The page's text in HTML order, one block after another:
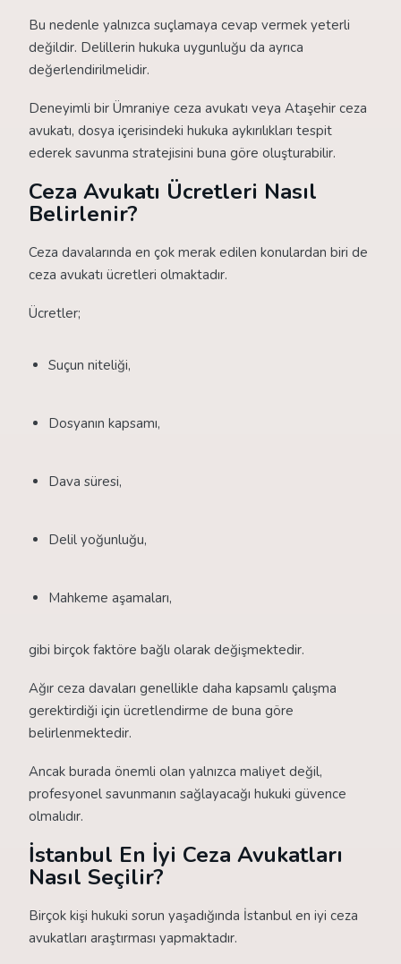
Bu nedenle yalnızca suçlamaya cevap vermek yeterli
değildir. Delillerin hukuka uygunluğu da ayrıca
değerlendirilmelidir.
Deneyimli bir Ümraniye ceza avukatı veya Ataşehir ceza
avukatı, dosya içerisindeki hukuka aykırılıkları tespit
ederek savunma stratejisini buna göre oluşturabilir.
Ceza Avukatı Ücretleri Nasıl
Belirlenir?
Ceza davalarında en çok merak edilen konulardan biri de
ceza avukatı ücretleri olmaktadır.
Ücretler;
Suçun niteliği,
Dosyanın kapsamı,
Dava süresi,
Delil yoğunluğu,
Mahkeme aşamaları,
gibi birçok faktöre bağlı olarak değişmektedir.
Ağır ceza davaları genellikle daha kapsamlı çalışma
gerektirdiği için ücretlendirme de buna göre
belirlenmektedir.
Ancak burada önemli olan yalnızca maliyet değil,
profesyonel savunmanın sağlayacağı hukuki güvence
olmalıdır.
İstanbul En İyi Ceza Avukatları
Nasıl Seçilir?
Birçok kişi hukuki sorun yaşadığında İstanbul en iyi ceza
avukatları araştırması yapmaktadır.